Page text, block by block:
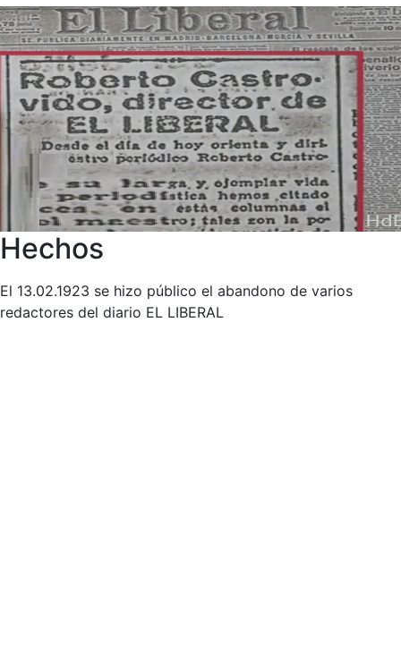
Hechos
El 13.02.1923 se hizo público el abandono de varios
redactores del diario EL LIBERAL